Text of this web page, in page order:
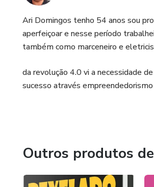
Ari Domingos tenho 54 anos sou
aperfeiçoar e nesse período
também como marceneiro e
da revolução 4.0 vi a necessidade
sucesso através
Outros produtos